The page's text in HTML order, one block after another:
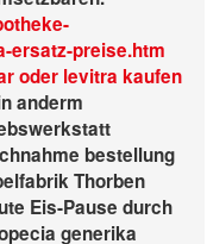
ersatz-preise.htm
oder levitra kaufen
anderm
bestellung
Thorben
Eis-Pause durch
generika